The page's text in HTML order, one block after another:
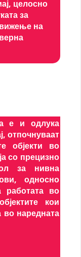
целосно
за
на
е и одлука
отпочнуваат
објекти во
со прецизно
за нивна
односно
работата во
кои
во наредната